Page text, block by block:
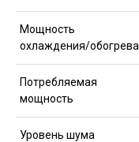
Мощность
охлаждения/обогрева
Потребляемая
мощность
Уровень шума